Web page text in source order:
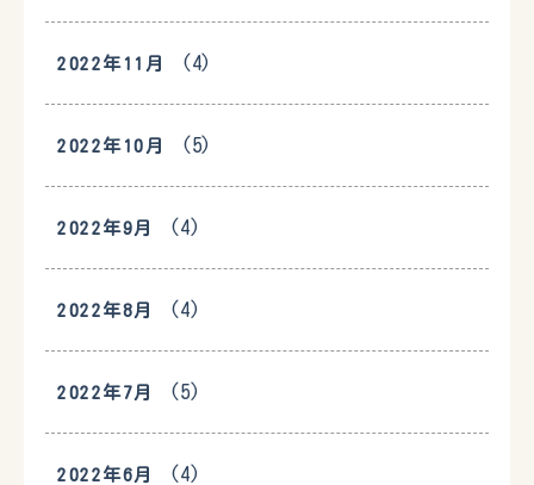
2022年11月 (4)
2022年10月 (5)
2022年9月 (4)
2022年8月 (4)
2022年7月 (5)
2022年6月 (4)